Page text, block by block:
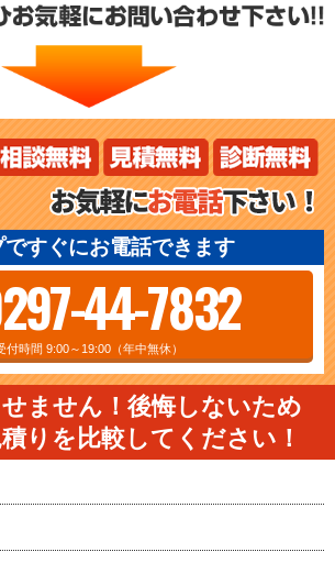
ですぐにお電話できます
44-7832
付時間 9:00～19:00（年中無休）
ません！後悔しないため
りを比較してください！